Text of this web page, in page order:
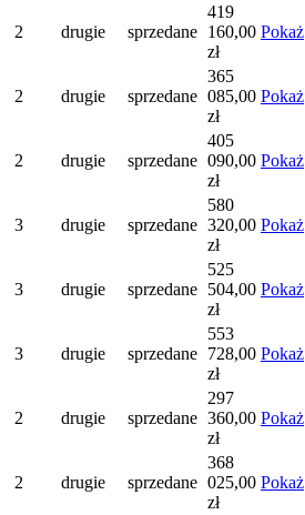
2 drugie sprzedane
419
160,00
zł
Pokaż
2 drugie sprzedane
365
085,00
zł
Pokaż
2 drugie sprzedane
405
090,00
zł
Pokaż
3 drugie sprzedane
580
320,00
zł
Pokaż
3 drugie sprzedane
525
504,00
zł
Pokaż
3 drugie sprzedane
553
728,00
zł
Pokaż
2 drugie sprzedane
297
360,00
zł
Pokaż
2 drugie sprzedane
368
025,00
zł
Pokaż